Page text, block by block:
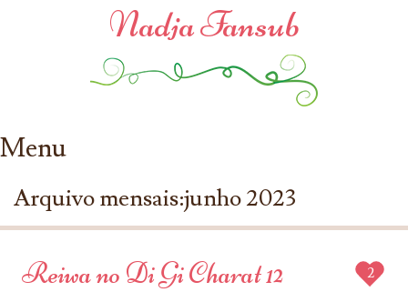
Nadja Fansub
Menu
Ir para conteúdo
Arquivo mensais:junho 2023
Reiwa no Di Gi Charat 12 2